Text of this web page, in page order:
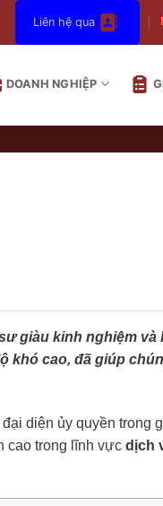
Liên hệ qua
DOANH NGHIỆP
giàu kinh nghiệm và
khó cao, đã giúp
diện ủy quyền trong
cao trong lĩnh vực dịch